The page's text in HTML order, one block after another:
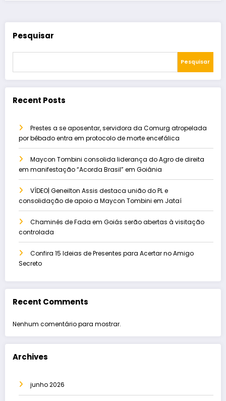
Pesquisar
Pesquisar
Recent Posts
Prestes a se aposentar, servidora da Comurg atropelada
por bêbado entra em protocolo de morte encefálica
Maycon Tombini consolida liderança do Agro de direita
em manifestação “Acorda Brasil” em Goiânia
VÍDEO| Geneilton Assis destaca união do PL e
consolidação de apoio a Maycon Tombini em Jataí
Chaminés de Fada em Goiás serão abertas à visitação
controlada
Confira 15 Ideias de Presentes para Acertar no Amigo
Secreto
Recent Comments
Nenhum comentário para mostrar.
Archives
junho 2026